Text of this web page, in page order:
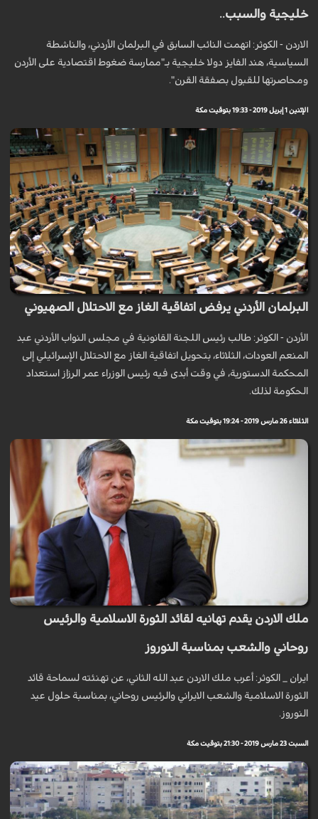
خليجية والسبب..
الاردن - الكوثر: اتهمت النائب السابق في البرلمان الأردني، والناشطة
السياسية، هند الفايز دولا خليجية بـ"ممارسة ضغوط اقتصادية على الأردن
ومحاصرتها للقبول بصفقة القرن".
الإثنين 1 إبريل 2019 - 19:33 بتوقيت مكة
البرلمان الأردني يرفض اتفاقية الغاز مع الاحتلال الصهيوني
الأردن - الكوثر: طالب رئيس اللجنة القانونية في مجلس النواب الأردني عبد
المنعم العودات، الثلاثاء، بتحويل اتفاقية الغاز مع الاحتلال الإسرائيلي إلى
المحكمة الدستورية، في وقت أبدى فيه رئيس الوزراء عمر الرزاز استعداد
الحكومة لذلك.
الثلاثاء 26 مارس 2019 - 19:24 بتوقيت مكة
ملك الاردن يقدم تهانيه لقائد الثورة الاسلامية والرئيس
روحاني والشعب بمناسبة النوروز
ايران _ الكوثر: أعرب ملك الاردن عبد الله الثاني، عن تهنئته لسماحة قائد
الثورة الاسلامية والشعب الايراني والرئيس روحاني، بمناسبة حلول عيد
النوروز.
السبت 23 مارس 2019 - 21:30 بتوقيت مكة